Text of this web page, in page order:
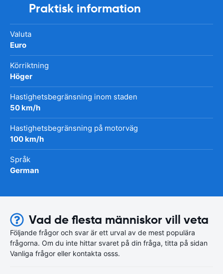
Praktisk information
Valuta
Euro
Körriktning
Höger
Hastighetsbegränsning inom staden
50 km/h
Hastighetsbegränsning på motorväg
100 km/h
Språk
German
Vad de flesta människor vill veta
Följande frågor och svar är ett urval av de mest populära
frågorna. Om du inte hittar svaret på din fråga, titta på sidan
Vanliga frågor eller kontakta osss.